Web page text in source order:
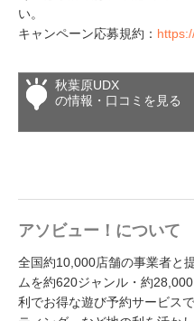
い。
キャンペーン応募規約：
秋葉原UDX
の情報・口コミを見る
アソビュー！について
全国約10,000店舗の事業者と
ムを約620ジャンル・約
利でお得な遊び予約サービス